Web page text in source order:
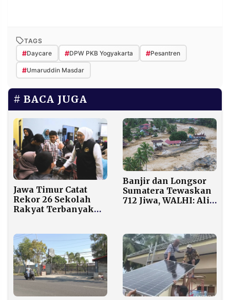
TAGS
#Daycare #DPW PKB Yogyakarta #Pesantren
#Umaruddin Masdar
BACA JUGA
Jawa Timur Catat
Rekor 26 Sekolah
Rakyat Terbanyak
Banjir dan Longsor
Sumatera Tewaskan
712 Jiwa, WALHI: Alih